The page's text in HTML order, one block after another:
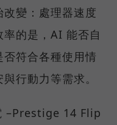
變：處理器速度
的是，AI 能否自
符合各種使用情
行動力等需求。
–Prestige 14 Flip